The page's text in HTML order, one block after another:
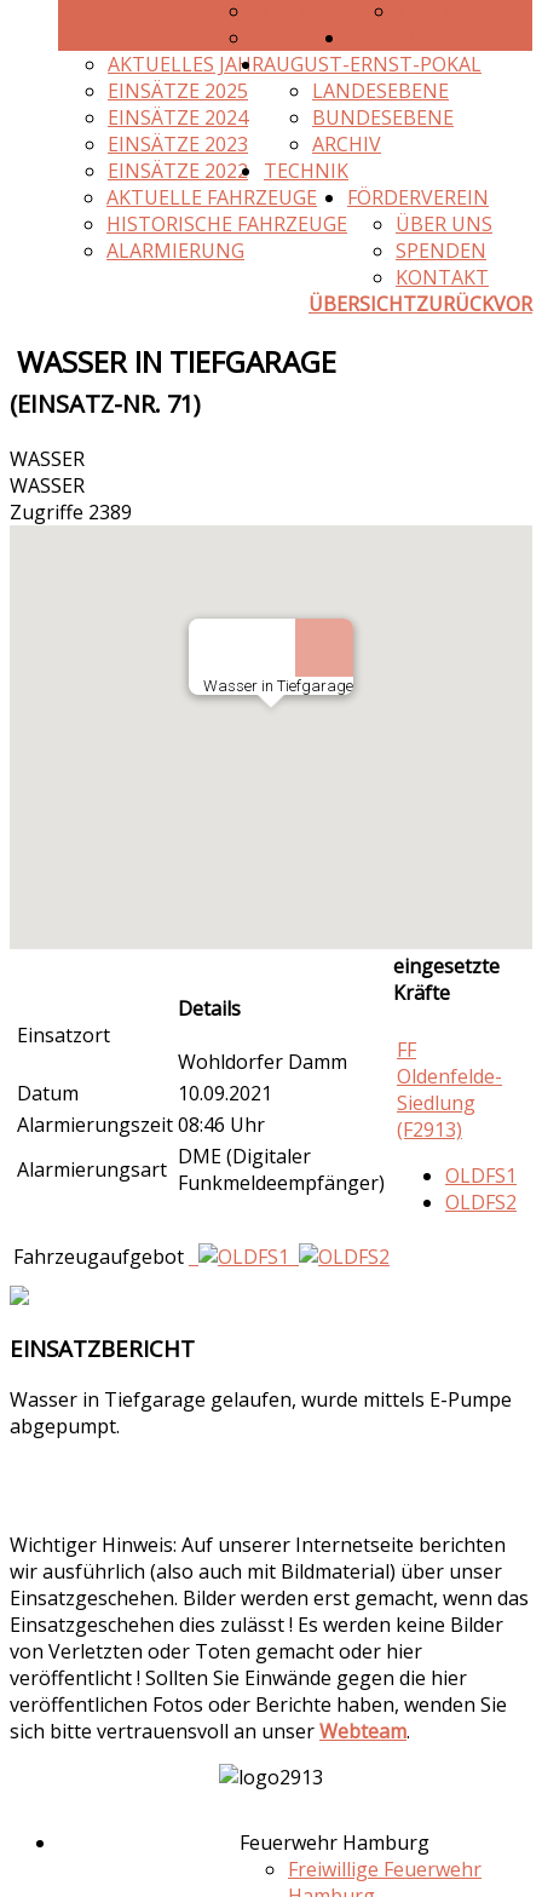
AKTUELLES JAHR
EINSÄTZE 2025
EINSÄTZE 2024
EINSÄTZE 2023
EINSÄTZE 2022
AUGUST-ERNST-POKAL
LANDESEBENE
BUNDESEBENE
ARCHIV
TECHNIK
AKTUELLE FAHRZEUGE
HISTORISCHE FAHRZEUGE
ALARMIERUNG
FÖRDERVEREIN
ÜBER UNS
SPENDEN
KONTAKT
ÜBERSICHTZURÜCKVOR
WASSER IN TIEFGARAGE
(EINSATZ-NR. 71)
WASSER
WASSER
Zugriffe 2389
Wasser in Tiefgarage
Einsatzort
Details
Wohldorfer Damm
Datum
10.09.2021
Alarmierungszeit08:46 Uhr
Alarmierungsart DME (Digitaler
Funkmeldeempfänger)
eingesetzte
Kräfte
FF
Oldenfelde-
Siedlung
(F2913)
OLDFS1
OLDFS2
Fahrzeugaufgebot
EINSATZBERICHT
Wasser in Tiefgarage gelaufen, wurde mittels E-Pumpe
abgepumpt.
Wichtiger Hinweis: Auf unserer Internetseite berichten
wir ausführlich (also auch mit Bildmaterial) über unser
Einsatzgeschehen. Bilder werden erst gemacht, wenn das
Einsatzgeschehen dies zulässt ! Es werden keine Bilder
von Verletzten oder Toten gemacht oder hier
veröffentlicht ! Sollten Sie Einwände gegen die hier
veröffentlichen Fotos oder Berichte haben, wenden Sie
sich bitte vertrauensvoll an unserWebteam.
Feuerwehr Hamburg
Freiwillige Feuerwehr